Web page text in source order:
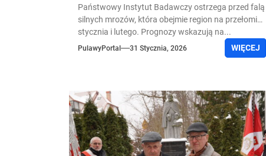
Państwowy Instytut Badawczy ostrzega przed falą
silnych mrozów, która obejmie region na przełomie
stycznia i lutego. Prognozy wskazują na...
PulawyPortal 31 Stycznia, 2026 WIĘCEJ